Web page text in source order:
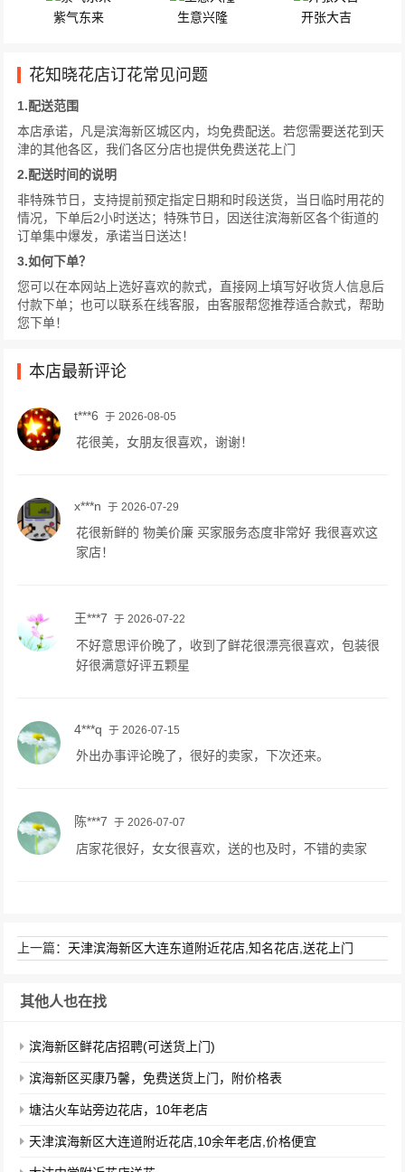
紫气东来 生意兴隆 开张大吉
花知晓花店订花常见问题
1.配送范围
本店承诺，凡是滨海新区城区内，均免费配送。若您需要送花到天
津的其他各区，我们各区分店也提供免费送花上门
2.配送时间的说明
非特殊节日，支持提前预定指定日期和时段送货，当日临时用花的
情况，下单后2小时送达；特殊节日，因送往滨海新区各个街道的
订单集中爆发，承诺当日送达！
3.如何下单？
您可以在本网站上选好喜欢的款式，直接网上填写好收货人信息后
付款下单；也可以联系在线客服，由客服帮您推荐适合款式，帮助
您下单！
本店最新评论
t***6 于 2026-08-05
花很美，女朋友很喜欢，谢谢！
x***n 于 2026-07-29
花很新鲜的 物美价廉 买家服务态度非常好 我很喜欢这
家店！
王***7 于 2026-07-22
不好意思评价晚了，收到了鲜花很漂亮很喜欢，包装很
好很满意好评五颗星
4***q 于 2026-07-15
外出办事评论晚了，很好的卖家，下次还来。
陈***7 于 2026-07-07
店家花很好，女女很喜欢，送的也及时，不错的卖家
上一篇： 天津滨海新区大连东道附近花店,知名花店,送花上门
其他人也在找
滨海新区鲜花店招聘(可送货上门)
滨海新区买康乃馨，免费送货上门，附价格表
塘沽火车站旁边花店，10年老店
天津滨海新区大连道附近花店,10余年老店,价格便宜